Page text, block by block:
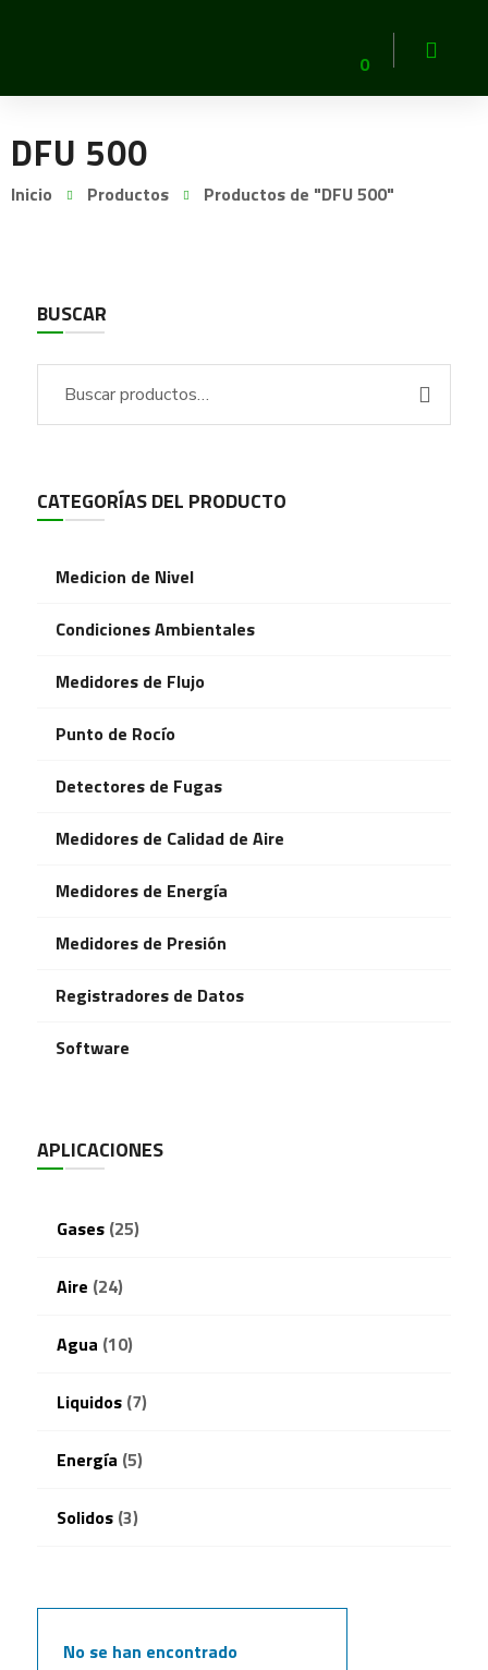
0
DFU 500
Inicio Productos Productos de "DFU 500"
BUSCAR
CATEGORÍAS DEL PRODUCTO
Medicion de Nivel
Condiciones Ambientales
Medidores de Flujo
Punto de Rocío
Detectores de Fugas
Medidores de Calidad de Aire
Medidores de Energía
Medidores de Presión
Registradores de Datos
Software
APLICACIONES
Gases(25)
Aire (24)
Agua (10)
Liquidos(7)
Energía (5)
Solidos(3)
No se han encontrado